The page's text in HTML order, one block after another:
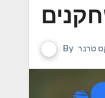
By טרנר